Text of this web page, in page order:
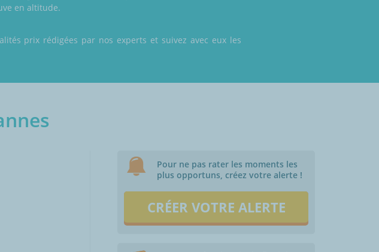
en altitude.
prix rédigées par nos experts et suivez avec eux les
Pour ne pas rater les moments les
plus opportuns, créez votre alerte !
CRÉER VOTRE ALERTE